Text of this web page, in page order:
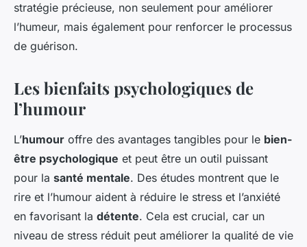
stratégie précieuse, non seulement pour améliorer
l’humeur, mais également pour renforcer le processus
de guérison.
Les bienfaits psychologiques de
l’humour
L’humour offre des avantages tangibles pour le bien-
être psychologique et peut être un outil puissant
pour la santé mentale. Des études montrent que le
rire et l’humour aident à réduire le stress et l’anxiété
en favorisant la détente. Cela est crucial, car un
niveau de stress réduit peut améliorer la qualité de vie